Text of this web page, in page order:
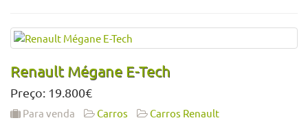
Renault Mégane E-Tech
Preço: 19.800€
Para venda Carros
Carros Renault